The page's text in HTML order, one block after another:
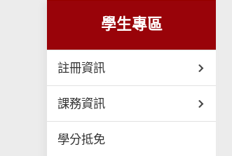
學生專區
註冊資訊
課務資訊
學分抵免